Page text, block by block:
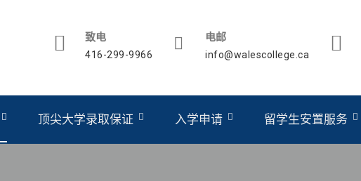
致电
416-299-9966
电邮
info@walescollege.ca
顶尖大学录取保证 入学申请 留学生安置服务